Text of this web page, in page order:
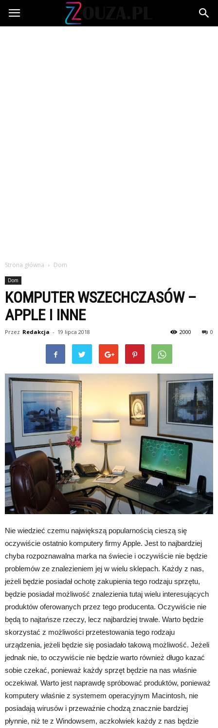
Zouza.pl
Strona główna Dom
Dom
KOMPUTER WSZECHCZASÓW –
APPLE I INNE
Przez Redakcja - 19 lipca 2018 0
2000
Nie wiedzieć czemu największą popularnością cieszą się
oczywiście ostatnio komputery firmy Apple. Jest to najbardziej
chyba rozpoznawalna marka na świecie i oczywiście nie będzie
problemów ze znalezieniem jej w wielu sklepach. Każdy z nas,
jeżeli będzie posiadał ochotę zakupienia tego rodzaju sprzętu,
będzie posiadał możliwość znalezienia tutaj wielu interesujących
produktów oferowanych przez tego producenta. Oczywiście nie
będą to najtańsze rzeczy, lecz najbardziej trwałe. Warto będzie
skorzystać z możliwości przetestowania tego rodzaju
urządzenia, jeżeli będzie się posiadało takową możliwość. Jeżeli
jednak nie, to oczywiście nie będzie warto również długo kazać
sobie czekać, ponieważ każdy sprzęt będzie na nas właśnie
oczekiwał. Warto jest naprawdę spróbować produktów, ponieważ
komputery właśnie z systemem operacyjnym Macintosh, nie
posiadają wirusów i przeważnie chodzą znacznie bardziej
płynnie, niż te z Windowsem, aczkolwiek każdy z nas będzie